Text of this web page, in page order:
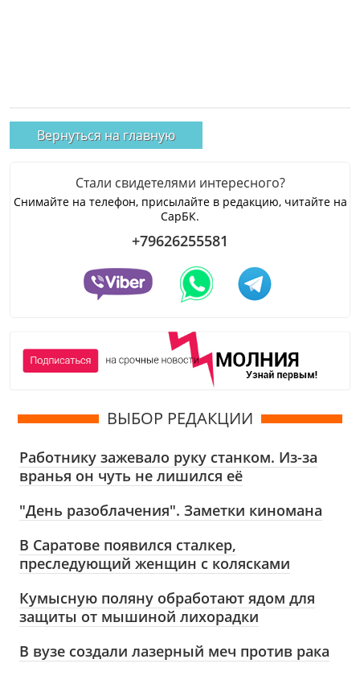
Вернуться на главную
Стали свидетелями интересного?
Снимайте на телефон, присылайте в редакцию, читайте на
СарБК.
+79626255581
ВЫБОР РЕДАКЦИИ
Работнику зажевало руку станком. Из-за
вранья он чуть не лишился её
"День разоблачения". Заметки киномана
В Саратове появился сталкер,
преследующий женщин с колясками
Кумысную поляну обработают ядом для
защиты от мышиной лихорадки
В вузе создали лазерный меч против рака